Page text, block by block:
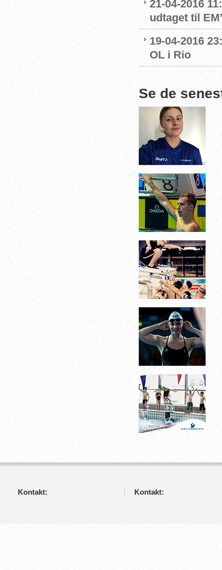
21-04-2016
udtaget til
19-04-2016
OL i Rio
Se de
Kontakt: Kontakt: